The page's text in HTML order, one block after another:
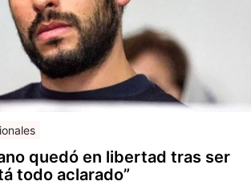
quedó en libertad tras ser
todo aclarado”